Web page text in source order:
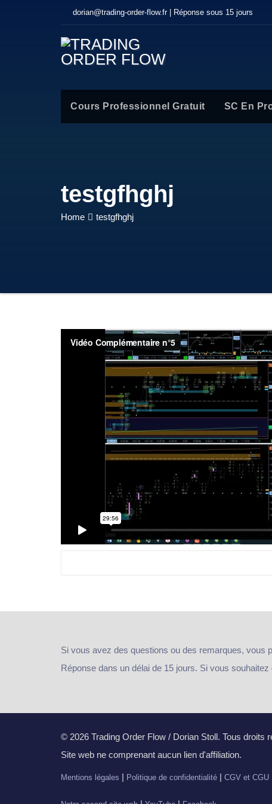
dorian@trading-order-flow.fr | Réponse sous 15 jours
Cours Professionnel Gratuit SC En
testgfhghj
Home testgfhghj
Si vous avez des questions ou des remarques, vous
Réponse dans un délai de 15 jours. Si vous
© 2026 Trading Order Flow / Dorian Stoll. Tous droits
Site web ne comprenant aucun lien d'affiliation.
Mentions légales | Politique de confidentialité | CGV et CGU